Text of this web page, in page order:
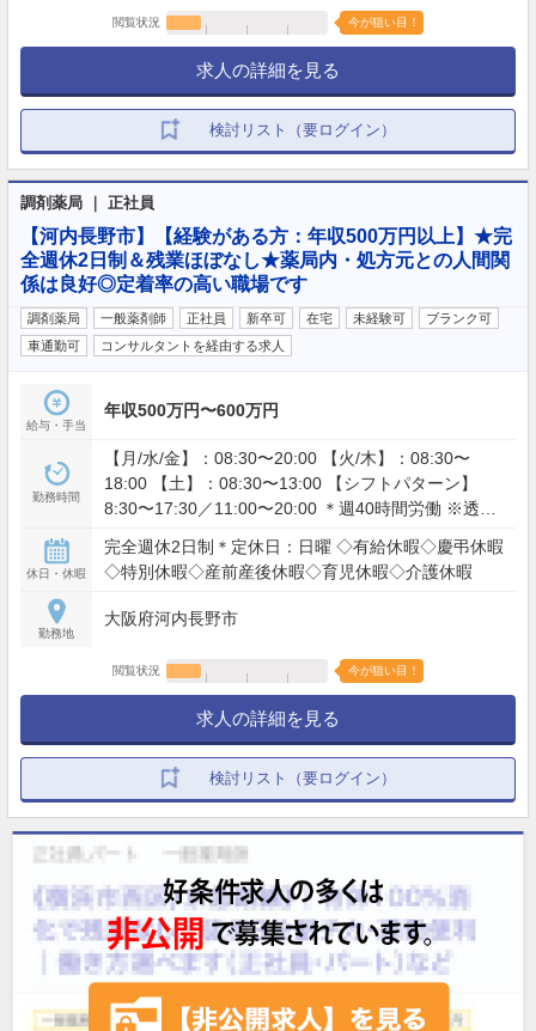
閲覧状況 今が狙い目！
求人の詳細を見る
検討リスト（要ログイン）
調剤薬局 ｜ 正社員
【河内長野市】【経験がある方：年収500万円以上】★完
全週休2日制＆残業ほぼなし★薬局内・処方元との人間関
係は良好◎定着率の高い職場です
調剤薬局 一般薬剤師 正社員 新卒可 在宅 未経験可
ブランク可
車通勤可
コンサルタントを経由する求人
給与・手当
年収500万円〜600万円
勤務時間
【月/水/金】：08:30〜20:00 【火/木】：08:30〜
18:00 【土】：08:30〜13:00 【シフトパターン】
8:30〜17:30／11:00〜20:00 ＊週40時間労働 ※透析
休日・休暇
完全週休2日制＊定休日：日曜 ◇有給休暇◇慶弔休暇
◇特別休暇◇産前産後休暇◇育児休暇◇介護休暇
勤務地
大阪府河内長野市
閲覧状況 今が狙い目！
求人の詳細を見る
検討リスト（要ログイン）